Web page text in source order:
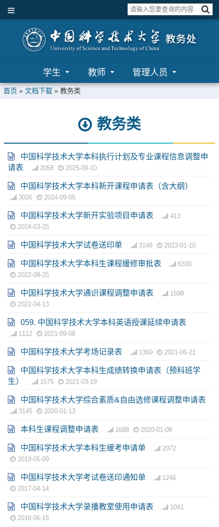
学生 教师 管理人员
首页 » 文档下载 » 教务类
教务类
中国科学技术大学本科执行计划及专业课程信息调整申
请表
2058 2025-09-10
中国科学技术大学本科新开课程申请表（含大纲）
3026 2024-09-05
中国科学技术大学新开实验项目申请表
413
2024-03-25
中国科学技术大学试卷送印单 3148 2023-01-10
中国科学技术大学本科生课程缓修审批表
6330
2022-08-25
中国科学技术大学通识课程调整申请表
1599
2022-04-13
059. 中国科学技术大学本科英语授课延续申请表
1112 2021-09-08
中国科学技术大学考场记录表 1360 2021-06-21
中国科学技术大学本科生成绩转换申请表（预科班学
生）
1575 2021-03-19
中国科学技术大学综合素质&自由选修课程调整申请表
3145 2020-01-13
本科生课程调整申请表 1688 2020-01-08
中国科学技术大学本科生缓考申请单
2072
2019-05-09
中国科学技术大学考试卷送印通知单
1246
2017-04-14
中国科学技术大学录播教室使用申请表
1041
2016-06-15